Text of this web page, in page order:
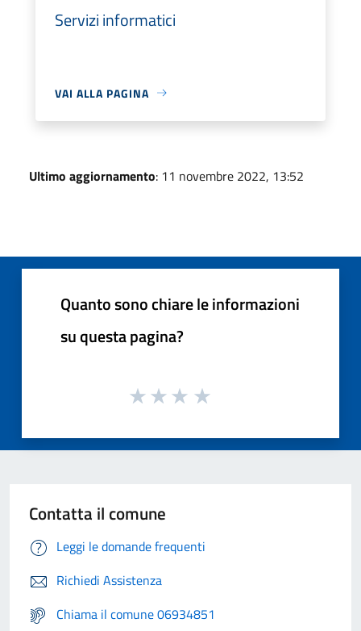
Servizi informatici
VAI ALLA PAGINA
Ultimo aggiornamento: 11 novembre 2022, 13:52
Quanto sono chiare le informazioni
su questa pagina?
Contatta il comune
Leggi le domande frequenti
Richiedi Assistenza
Chiama il comune 06934851